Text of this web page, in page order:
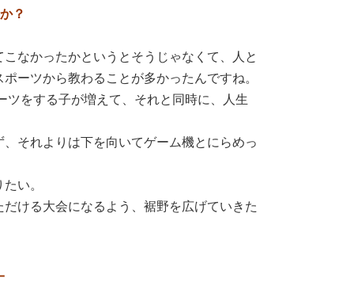
？
なかったかというとそうじゃなくて、人と
ーツから教わることが多かったんですね。
をする子が増えて、それと同時に、人生
それよりは下を向いてゲーム機とにらめっ
い。
ける大会になるよう、裾野を広げていきた